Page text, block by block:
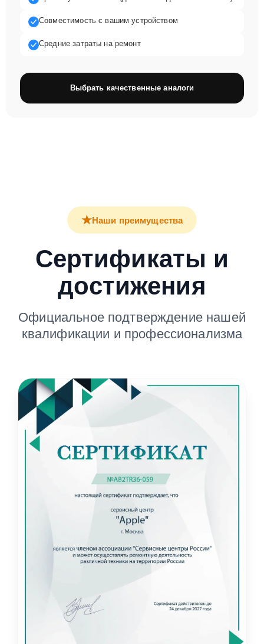
Совместимость с вашим устройством
Средние затраты на ремонт
Выбрать качественные аналоги
★Наши преимущества
Сертификаты и
достижения
Официальное подтверждение нашей
квалификации и профессионализма